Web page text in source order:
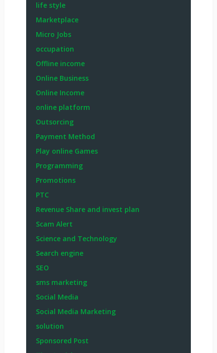
life style
Marketplace
Micro Jobs
occupation
Offline income
Online Business
Online Income
online platform
Outsorcing
Payment Method
Play online Games
Programming
Promotions
PTC
Revenue Share and invest plan
Scam Alert
Science and Technology
Search engine
SEO
sms marketing
Social Media
Social Media Marketing
solution
Sponsored Post